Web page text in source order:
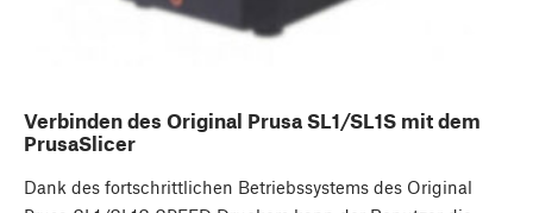
Verbinden des Original Prusa SL1/SL1S mit dem
PrusaSlicer
Dank des fortschrittlichen Betriebssystems des Original